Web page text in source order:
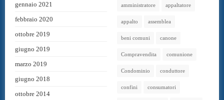
gennaio 2021
febbraio 2020
ottobre 2019
giugno 2019
marzo 2019
giugno 2018
ottobre 2014
amministratore appaltatore
appalto assemblea
beni comuni canone
Compravendita comunione
Condominio conduttore
confini consumatori